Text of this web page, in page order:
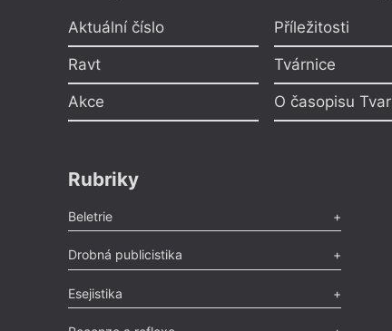
Aktuální číslo
Ravt
Akce
Příležitosti
Tvárnice
O časopisu Tvar
Rubriky
Beletrie
Poezie,Próza,Dokumenty
Drobná publicistika
Odlesk,Zasláno
Výročí,Nekrolog,Glosa,Sloupek,Pozvánka,
Literární soutěž ,Komentář
Esejistika
Esej,Pádlo ,Úvaha,Texty